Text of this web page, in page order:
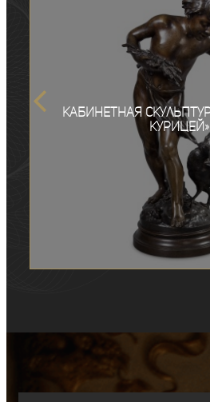
Кабинетная
курицей»